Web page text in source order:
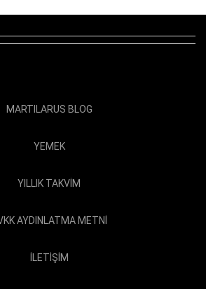
MARTILARUS BLOG
YEMEK
YILLIK TAKVIM
AYDINLATMA METNI
İLETIŞIM